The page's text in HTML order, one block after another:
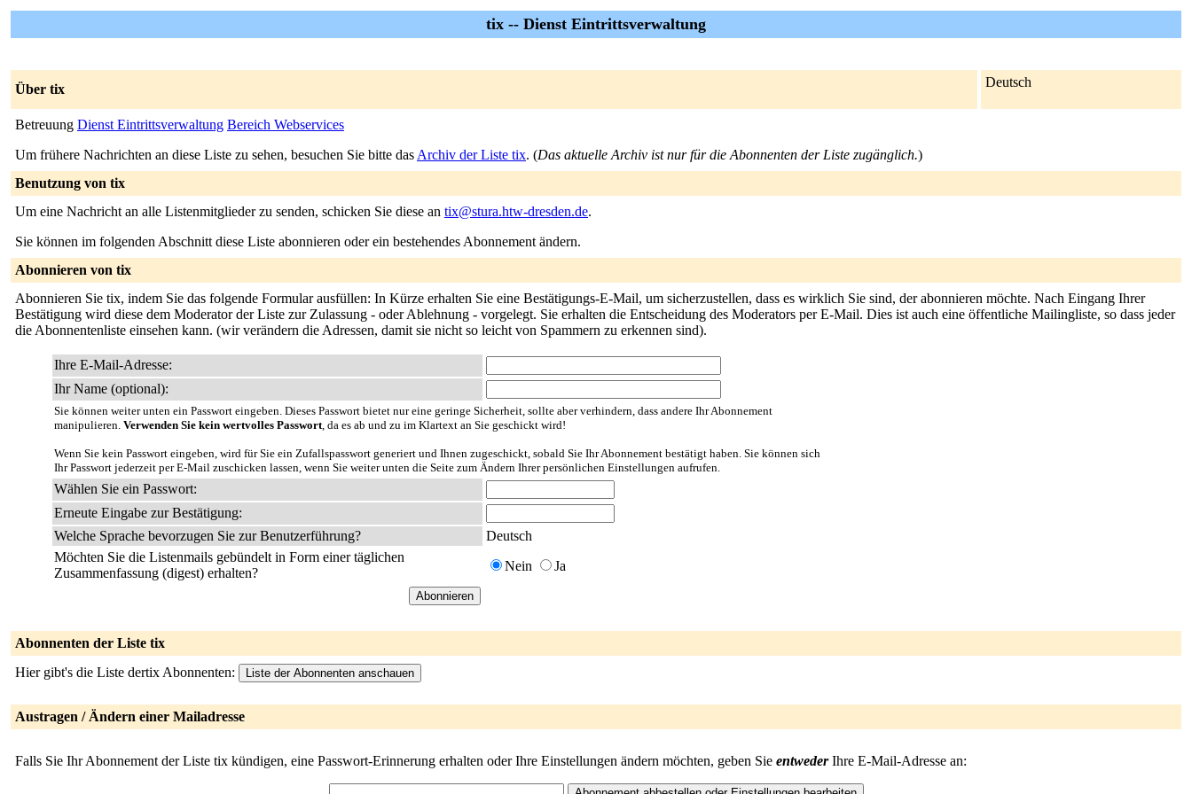
tix -- Dienst Eintrittsverwaltung
Über tix Deutsch
Betreuung Dienst Eintrittsverwaltung Bereich Webservices
Um frühere Nachrichten an diese Liste zu sehen, besuchen Sie bitte das Archiv der Liste tix. (Das aktuelle Archiv ist nur für die Abonnenten der Liste zugänglich.)
Benutzung von tix
Um eine Nachricht an alle Listenmitglieder zu senden, schicken Sie diese an tix@stura.htw-dresden.de.
Sie können im folgenden Abschnitt diese Liste abonnieren oder ein bestehendes Abonnement ändern.
Abonnieren von tix
Abonnieren Sie tix, indem Sie das folgende Formular ausfüllen: In Kürze erhalten Sie eine Bestätigungs-E-Mail, um sicherzustellen, dass es wirklich Sie sind, der abonnieren möchte. Nach Eingang Ihrer
Bestätigung wird diese dem Moderator der Liste zur Zulassung - oder Ablehnung - vorgelegt. Sie erhalten die Entscheidung des Moderators per E-Mail. Dies ist auch eine öffentliche Mailingliste, so dass jeder
die Abonnentenliste einsehen kann. (wir verändern die Adressen, damit sie nicht so leicht von Spammern zu erkennen sind).
Ihre E-Mail-Adresse:
Ihr Name (optional):
Sie können weiter unten ein Passwort eingeben. Dieses Passwort bietet nur eine geringe Sicherheit, sollte aber verhindern, dass andere Ihr Abonnement
manipulieren. Verwenden Sie kein wertvolles Passwort, da es ab und zu im Klartext an Sie geschickt wird!
Wenn Sie kein Passwort eingeben, wird für Sie ein Zufallspasswort generiert und Ihnen zugeschickt, sobald Sie Ihr Abonnement bestätigt haben. Sie können sich
Ihr Passwort jederzeit per E-Mail zuschicken lassen, wenn Sie weiter unten die Seite zum Ändern Ihrer persönlichen Einstellungen aufrufen.
Wählen Sie ein Passwort:
Erneute Eingabe zur Bestätigung:
Welche Sprache bevorzugen Sie zur Benutzerführung?
Deutsch
Möchten Sie die Listenmails gebündelt in Form einer täglichen
Zusammenfassung (digest) erhalten?
Nein Ja
Abonnenten der Liste tix
Hier gibt's die Liste dertix Abonnenten:
Austragen / Ändern einer Mailadresse
Falls Sie Ihr Abonnement der Liste tix kündigen, eine Passwort-Erinnerung erhalten oder Ihre Einstellungen ändern möchten, geben Sie entwederIhre E-Mail-Adresse an: